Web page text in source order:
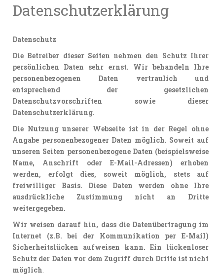
Datenschutzerklärung
Datenschutz
Die Betreiber dieser Seiten nehmen den Schutz Ihrer
persönlichen Daten sehr ernst. Wir behandeln Ihre
personenbezogenen Daten vertraulich und
entsprechend der gesetzlichen
Datenschutzvorschriften sowie dieser
Datenschutzerklärung.
Die Nutzung unserer Webseite ist in der Regel ohne
Angabe personenbezogener Daten möglich. Soweit auf
unseren Seiten personenbezogene Daten (beispielsweise
Name, Anschrift oder E-Mail-Adressen) erhoben
werden, erfolgt dies, soweit möglich, stets auf
freiwilliger Basis. Diese Daten werden ohne Ihre
ausdrückliche Zustimmung nicht an Dritte
weitergegeben.
Wir weisen darauf hin, dass die Datenübertragung im
Internet (z.B. bei der Kommunikation per E-Mail)
Sicherheitslücken aufweisen kann. Ein lückenloser
Schutz der Daten vor dem Zugriff durch Dritte ist nicht
möglich.